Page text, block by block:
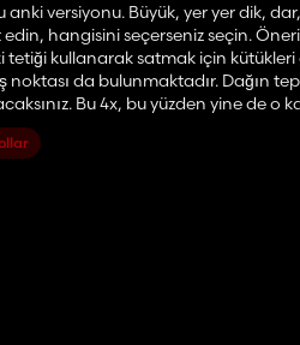
anki versiyonu. Büyük, yer yer dik,
edin, hangisini seçerseniz seçin.
tetiği kullanarak satmak için kütükleri
noktası da bulunmaktadır. Dağın
Bu 4x, bu yüzden yine de o